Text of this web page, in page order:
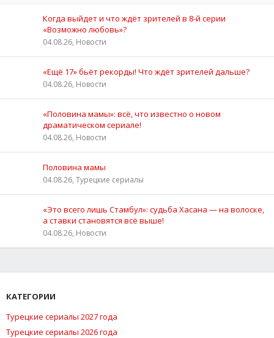
Когда выйдет и что ждёт зрителей в 8-й серии
«Возможно любовь»?
04.08.26, Новости
«Ещё 17» бьёт рекорды! Что ждёт зрителей дальше?
04.08.26, Новости
«Половина мамы»: всё, что известно о новом
драматическом сериале!
04.08.26, Новости
Половина мамы
04.08.26, Турецкие сериалы
«Это всего лишь Стамбул»: судьба Хасана — на волоске,
а ставки становятся всё выше!
04.08.26, Новости
КАТЕГОРИИ
Турецкие сериалы 2027 года
Турецкие сериалы 2026 года